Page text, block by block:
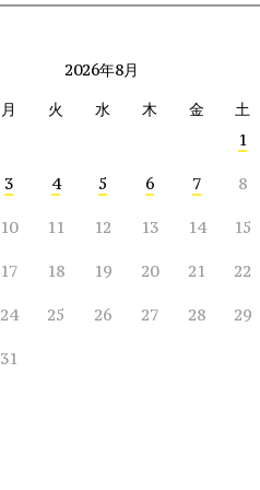
2026年8月
月 火 水 木 金 土
1
3 4 5 6 7 8
10 11 12 13 14 15
17 18 19 20 21 22
24 25 26 27 28 29
31